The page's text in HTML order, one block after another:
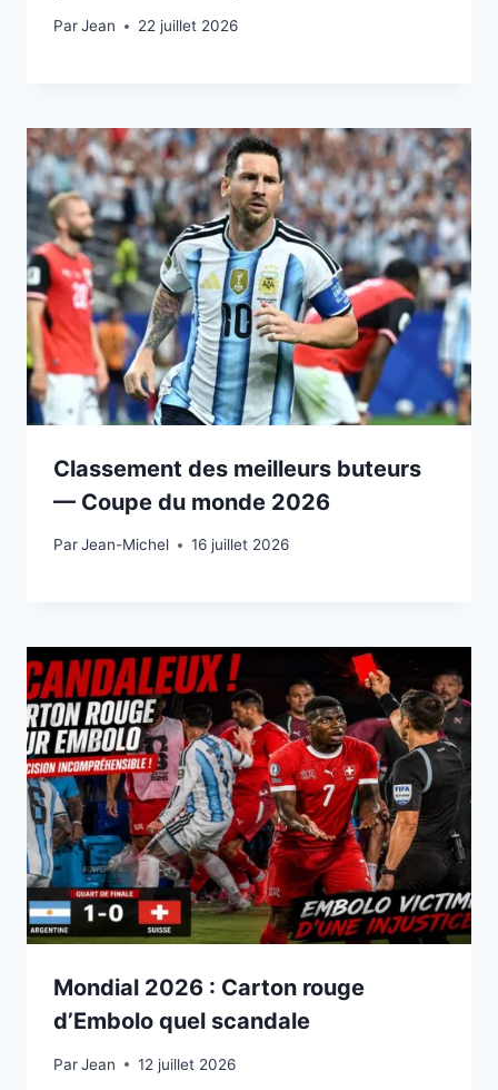
ParJean
22 juillet 202622 juillet 2026
Classement des meilleurs buteurs
— Coupe du monde 2026
ParJean-Michel
15 juillet 2026 16 juillet 2026
Mondial 2026 : Carton rouge
d’Embolo quel scandale
ParJean
12 juillet 202612 juillet 2026